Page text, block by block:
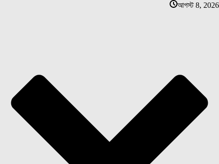
আগস্ট 8, 2026